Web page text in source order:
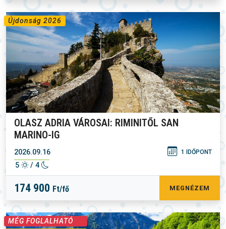
Újdonság 2026
OLASZ ADRIA VÁROSAI: RIMINITŐL SAN
MARINO-IG
2026.09.16 1 IDŐPONT
5 / 4
174 900 Ft/fő MEGNÉZEM
MÉG FOGLALHATÓ